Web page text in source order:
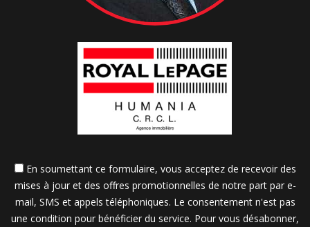
En soumettant ce formulaire, vous acceptez de recevoir des
mises à jour et des offres promotionnelles de notre part par e-
mail, SMS et appels téléphoniques. Le consentement n'est pas
une condition pour bénéficier du service. Pour vous désabonner,